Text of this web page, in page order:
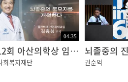
04:35
[제12회 아산의학상 임상의학부문] 뇌졸중의 불모지를 개척하다_아산사회복지재단
회복지재단
뇌졸중의
권순억